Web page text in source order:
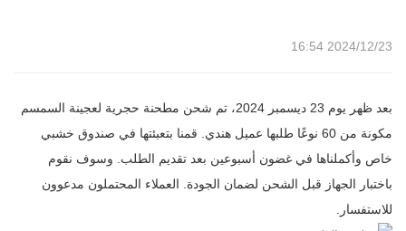
2024/12/23 16:54
بعد ظهر يوم 23 ديسمبر 2024، تم شحن مطحنة حجرية لعجينة السمسم
مكونة من 60 نوعًا طلبها عميل هندي. قمنا بتعبئتها في صندوق خشبي
خاص وأكملناها في غضون أسبوعين بعد تقديم الطلب. وسوف نقوم
باختبار الجهاز قبل الشحن لضمان الجودة. العملاء المحتملون مدعوون
للاستفسار.